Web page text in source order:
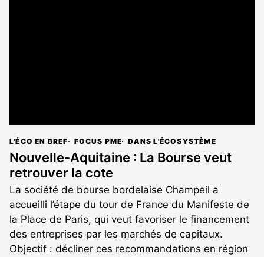
L'ÉCO EN BREF FOCUS PME DANS L'ÉCOSYSTÈME
Nouvelle-Aquitaine : La Bourse veut
retrouver la cote
La société de bourse bordelaise Champeil a
accueilli l’étape du tour de France du Manifeste de
la Place de Paris, qui veut favoriser le financement
des entreprises par les marchés de capitaux.
Objectif : décliner ces recommandations en région